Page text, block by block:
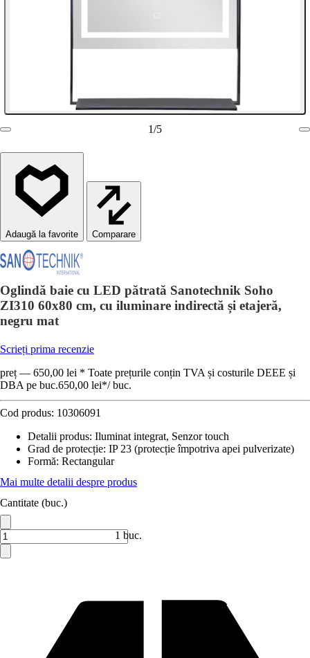
1/5
Comparare
Oglindă baie cu LED pătrată Sanotechnik Soho
ZI310 60x80 cm, cu iluminare indirectă și etajeră,
negru mat
Scrieți prima recenzie
preț — 650,00 lei * Toate prețurile conțin TVA și costurile DEEE și
DBA pe buc.650,00 lei*/ buc.
Cod produs: 10306091
Detalii produs: Iluminat integrat, Senzor touch
Grad de protecție: IP 23 (protecție împotriva apei pulverizate)
Formă: Rectangular
Mai multe detalii despre produs
Cantitate (buc.)
1 buc.